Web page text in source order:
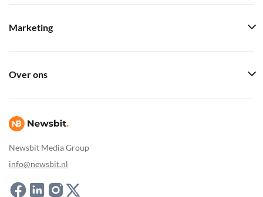
Newsbit Media Group
info@newsbit.nl
Marketing
Over ons